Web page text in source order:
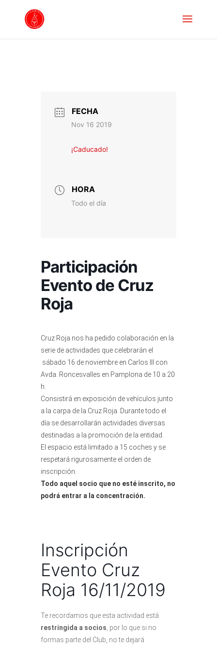
FECHA
Nov 16 2019
¡Caducado!
HORA
Todo el día
Participación
Evento de Cruz
Roja
Cruz Roja nos ha pedido colaboración en la
serie de actividades que celebrarán el
sábado 16 de noviembre en Carlos III con
Avda. Roncesvalles en Pamplona de 10 a 20
h.
Consistirá en exposición de vehículos junto
a la carpa de la Cruz Roja. Durante todo el
día se desarrollarán actividades diversas
destinadas a la promoción de la entidad.
El espacio está limitado a 15 coches y se
respetará rigurosamente el orden de
inscripción.
Todo aquel socio que no esté inscrito, no
podrá entrar a la concentración.
Inscripción
Evento Cruz
Roja 16/11/2019
Te recordamos que esta actividad está
restringida a socios , por lo que si no
formas parte del Club, no te dejará